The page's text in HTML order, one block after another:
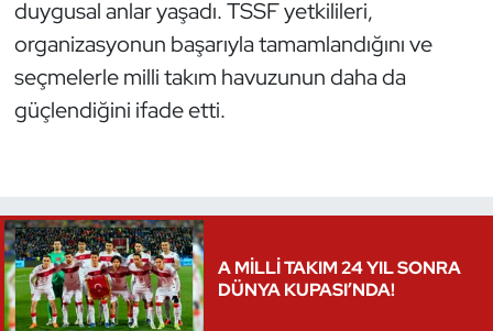
duygusal anlar yaşadı. TSSF yetkilileri,
organizasyonun başarıyla tamamlandığını ve
seçmelerle milli takım havuzunun daha da
güçlendiğini ifade etti.
A MİLLİ TAKIM 24 YIL SONRA
DÜNYA KUPASI’NDA!
Oryantiring
Özel Sporcular
Satranç
Su Topu